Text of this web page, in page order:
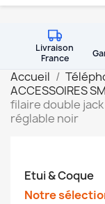
Livraison
France
Accueil
ACCESSOIRES
filaire double
réglable noir
Etui & Coque
Notre